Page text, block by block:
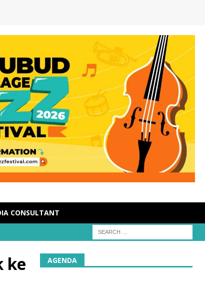
CONSULTANT
ke
AGENDA